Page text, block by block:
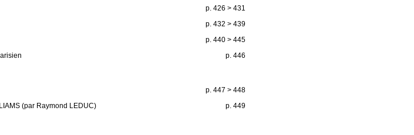
p. 426 > 431
p. 432 > 439
p. 440 > 445
p. 446
p. 447 > 448
p. 449
(par Raymond LEDUC)